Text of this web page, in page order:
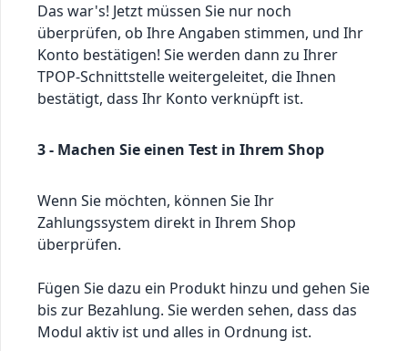
Das war's! Jetzt müssen Sie nur noch
überprüfen, ob Ihre Angaben stimmen, und Ihr
Konto bestätigen! Sie werden dann zu Ihrer
TPOP-Schnittstelle weitergeleitet, die Ihnen
bestätigt, dass Ihr Konto verknüpft ist.
3 - Machen Sie einen Test in Ihrem Shop
Wenn Sie möchten, können Sie Ihr
Zahlungssystem direkt in Ihrem Shop
überprüfen.
Fügen Sie dazu ein Produkt hinzu und gehen Sie
bis zur Bezahlung. Sie werden sehen, dass das
Modul aktiv ist und alles in Ordnung ist.